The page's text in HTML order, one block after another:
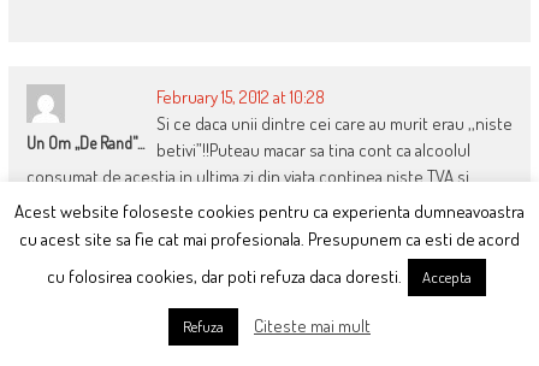
Un Om ,,de Rand"...
February 15, 2012 at 10:28
Si ce daca unii dintre cei care au murit erau ,,niste
betivi”!!Puteau macar sa tina cont ca alcoolul
consumat de acestia in ultima zi din viata continea niste TVA si
accize care le asigura smecherilor scaunul cald ,la funduletul lor
mare si sensibil…
In Romania oricum nu se mai bea de fericire…de foarte mult timp…Ii
transmit D-lui Toader sa propuna o lege prin care sa interzica
vanzarea alcoolului…daca de asta e nevoie ca TOTI romanii sa fie
tratati la fel,indiferent de conditia lor sociala sau starea fizica…
Acest website foloseste cookies pentru ca experienta dumneavoastra
cu acest site sa fie cat mai profesionala. Presupunem ca esti de acord
cu folosirea cookies, dar poti refuza daca doresti.
Accepta
Refuza Citeste mai mult